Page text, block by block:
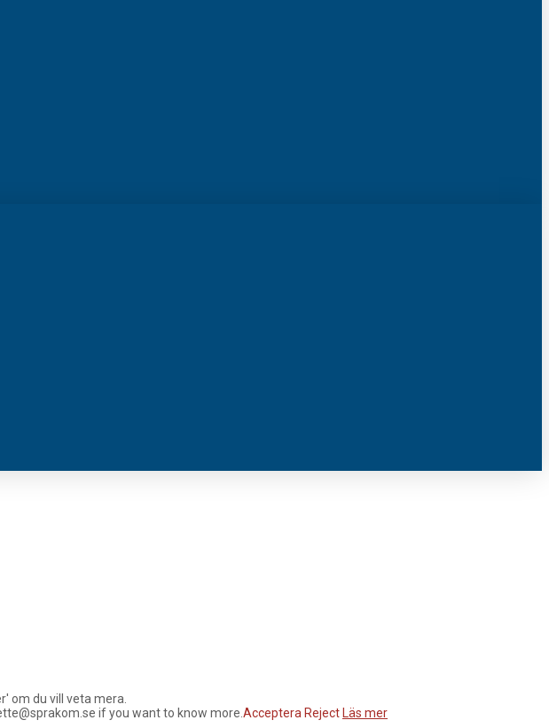
om du vill veta mera.
if you want to know more.Acceptera Reject Läs mer